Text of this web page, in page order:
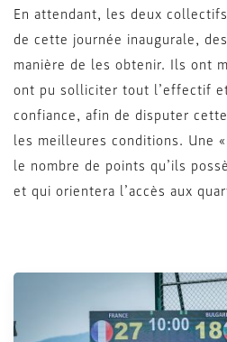
En attendant, les deux
de cette journée inaugurale,
manière de les obtenir. Ils ont
ont pu solliciter tout l’effectif
confiance, afin de disputer
les meilleures conditions. Une
le nombre de points qu’ils
et qui orientera l’accès aux